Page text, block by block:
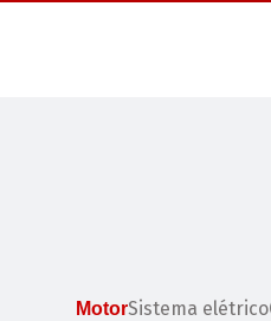
MotorSistema elétrico